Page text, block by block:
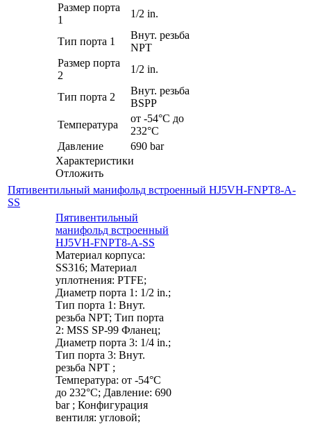
Размер порта
1
1/2 in.
Тип порта 1
Внут. резьба
NPT
Размер порта
2
1/2 in.
Тип порта 2
Внут. резьба
BSPP
Температура
от -54°C до
232°C
Давление
690 bar
Характеристики
Отложить
Пятивентильный манифольд встроенный HJ5VH-FNPT8-A-
SS
Пятивентильный
манифольд встроенный
HJ5VH-FNPT8-A-SS
Материал корпуса:
SS316; Материал
уплотнения: PTFE;
Диаметр порта 1: 1/2 in.;
Тип порта 1: Внут.
резьба NPT; Тип порта
2: MSS SP-99 Фланец;
Диаметр порта 3: 1/4 in.;
Тип порта 3: Внут.
резьба NPT ;
Температура: от -54°C
до 232°C; Давление: 690
bar ; Конфигурация
вентиля: угловой;